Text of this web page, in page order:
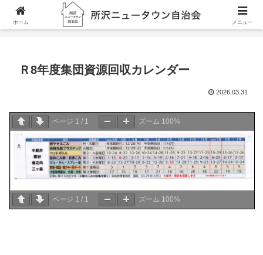
Ｒ8年度集団資源回収カレンダー
Ｒ8年度集団資源回収カレンダー
2026.03.31
ページ 1 / 1 ズーム 100%
ページ 1 / 1 ズーム 100%
ホーム メニュー